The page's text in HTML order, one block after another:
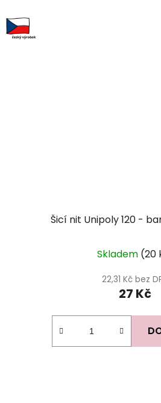
Šicí nit Unipoly 120 -
Skladem (20
22,31 Kč bez
27 Kč